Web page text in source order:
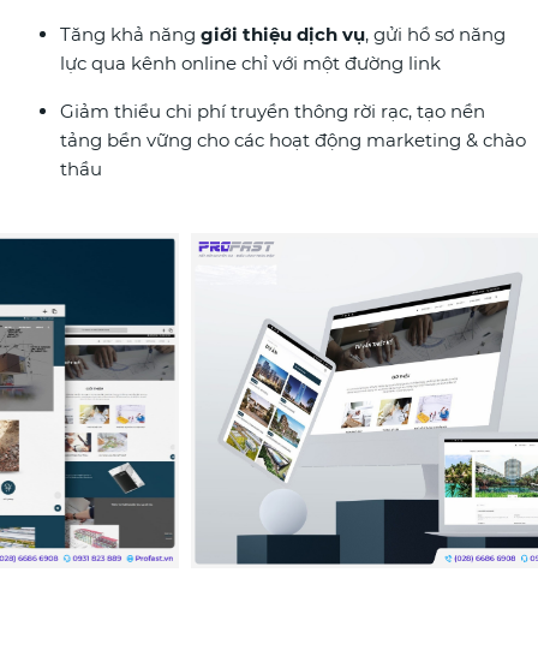
Tăng khả năng giới thiệu dịch vụ, gửi hồ sơ năng
lực qua kênh online chỉ với một đường link
Giảm thiểu chi phí truyền thông rời rạc, tạo nền
tảng bền vững cho các hoạt động marketing & chào
thầu